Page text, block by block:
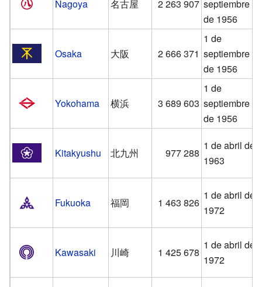
Nagoya 名古屋 2 263 907 septiembre
de 1956
Osaka 大阪 2 666 371
1 de
septiembre
de 1956
Yokohama 横浜 3 689 603
1 de
septiembre
de 1956
Kitakyushu 北九州 977 288
1 de abril de
1963
Fukuoka 福岡 1 463 826
1 de abril de
1972
Kawasaki 川崎 1 425 678
1 de abril de
1972